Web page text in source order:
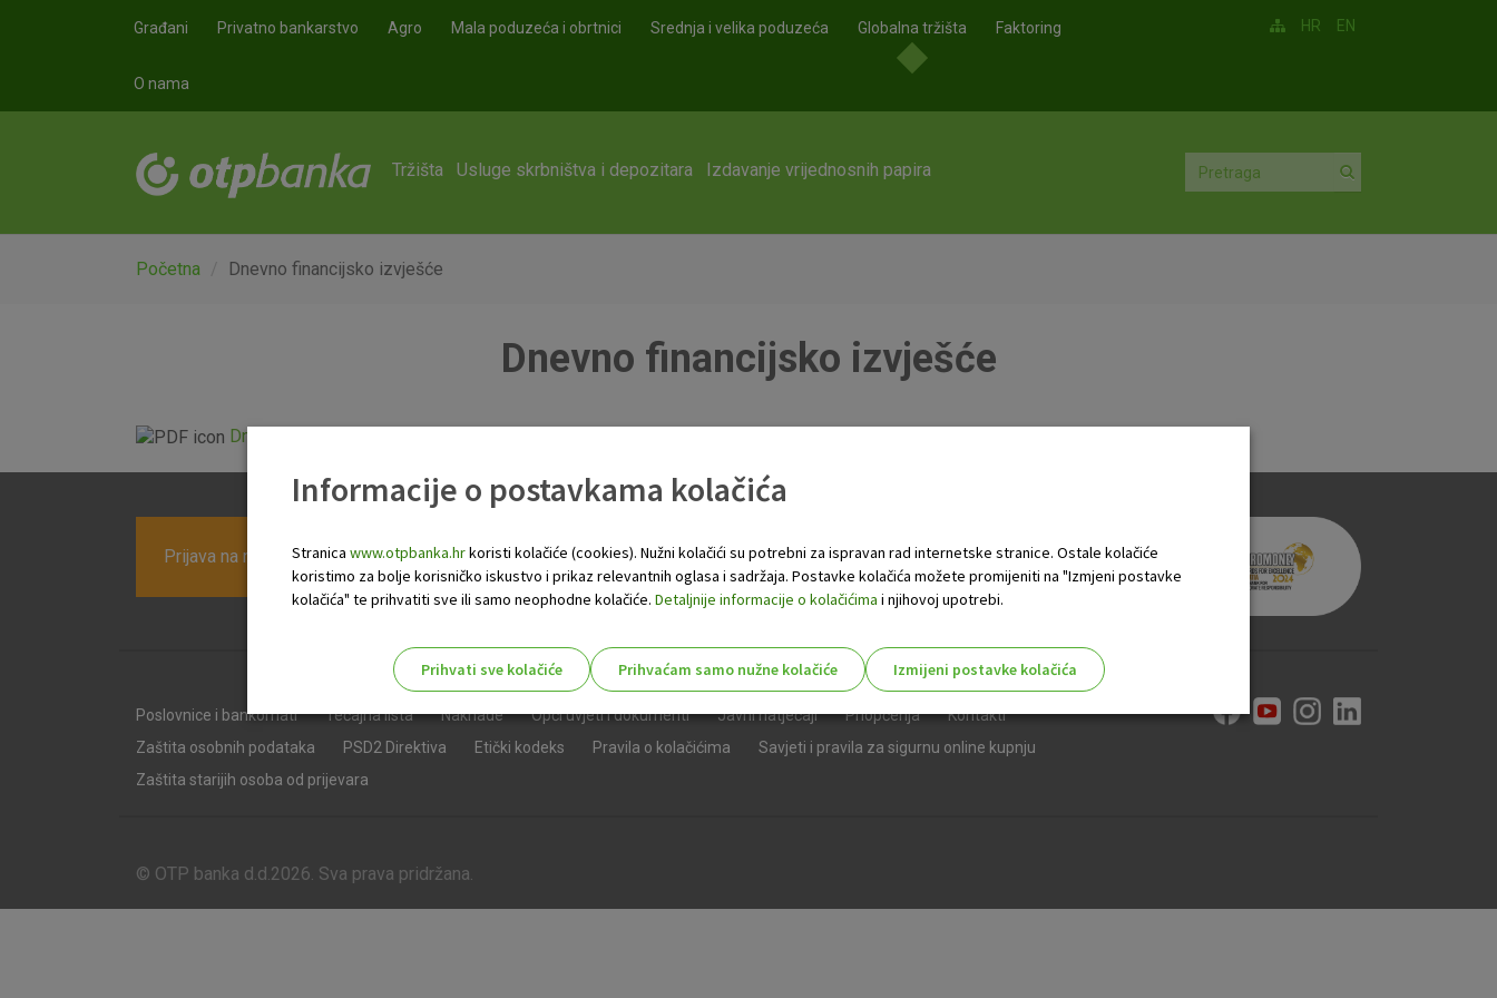
Građani Privatno bankarstvo Agro Mala poduzeća i obrtnici Srednja i velika poduzeća Globalna tržišta Faktoring
O nama
HR EN
Tržišta Usluge skrbništva i depozitara Izdavanje vrijednosnih papira
Početna Dnevno financijsko izvješće
Dnevno financijsko izvješće
Dnevno financijsko izvješće.pdf
Prijava na newsletter OTP banke
Poslovnice i bankomati Tečajna lista Naknade Opći uvjeti i dokumenti Javni natječaji Priopćenja
Kontakti
Zaštita osobnih podataka
PSD2 Direktiva Etički kodeks Pravila o kolačićima
Savjeti i pravila za sigurnu online kupnju
Zaštita starijih osoba od prijevara
© OTP banka d.d.2026. Sva prava pridržana.
Informacije o postavkama kolačića
Stranica www.otpbanka.hrkoristi kolačiće (cookies). Nužni kolačići su potrebni za ispravan rad internetske stranice. Ostale kolačiće
koristimo za bolje korisničko iskustvo i prikaz relevantnih oglasa i sadržaja. Postavke kolačića možete promijeniti na "Izmjeni postavke
kolačića" te prihvatiti sve ili samo neophodne kolačiće. Detaljnije informacije o kolačićima i njihovoj upotrebi.
Prihvati sve kolačiće Prihvaćam samo nužne kolačiće
Izmijeni postavke kolačića